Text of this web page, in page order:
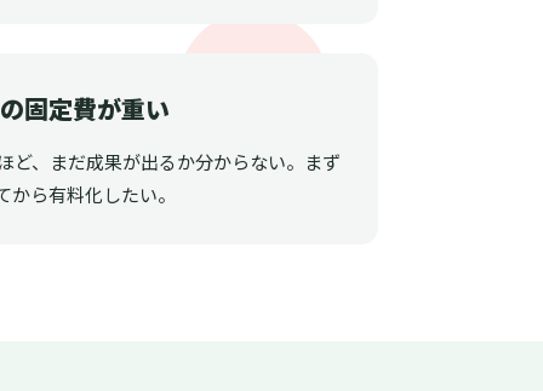
固定費が重い
ど、まだ成果が出るか分からない。まず
ら有料化したい。